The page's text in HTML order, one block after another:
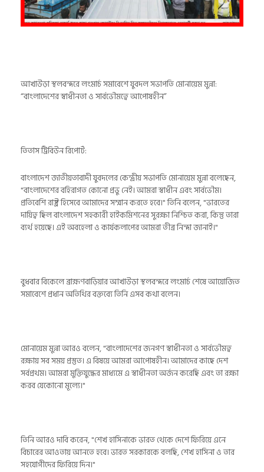
আখাউড়া স্থলবন্দরে লংমার্চ সমাবেশে যুবদল সভাপতি মোনায়েম মুন্না:
“বাংলাদেশের স্বাধীনতা ও সার্বভৌমত্বে আপোষহীন”
তিতাস ট্রিবিউন রিপোর্ট:
বাংলাদেশ জাতীয়তাবাদী যুবদলের কেন্দ্রীয় সভাপতি মোনায়েম মুন্না বলেছেন,
"বাংলাদেশের বহিরাগত কোনো প্রভু নেই। আমরা স্বাধীন এবং সার্বভৌম।
প্রতিবেশি রাষ্ট্র হিসেবে আমাদের সম্মান করতে হবে।" তিনি বলেন, "ভারতের
দায়িত্ব ছিল বাংলাদেশ সহকারী হাইকমিশনের সুরক্ষা নিশ্চিত করা, কিন্তু তারা
ব্যর্থ হয়েছে। এই অবহেলা ও কার্যকলাপের আমরা তীব্র নিন্দা জানাই।"
বুধবার বিকেলে ব্রাহ্মণবাড়িয়ার আখাউড়া স্থলবন্দরে লংমার্চ শেষে আয়োজিত
সমাবেশে প্রধান অতিথির বক্তব্যে তিনি এসব কথা বলেন।
মোনায়েম মুন্না আরও বলেন, "বাংলাদেশের জনগণ স্বাধীনতা ও সার্বভৌমত্ব
রক্ষায় সব সময় প্রস্তুত। এ বিষয়ে আমরা আপোষহীন। আমাদের কাছে দেশ
সর্বপ্রথম। আমরা মুক্তিযুদ্ধের মাধ্যমে এ স্বাধীনতা অর্জন করেছি এবং তা রক্ষা
করব যেকোনো মূল্যে।"
তিনি আরও দাবি করেন, "শেখ হাসিনাকে ভারত থেকে দেশে ফিরিয়ে এনে
বিচারের আওতায় আনতে হবে। ভারত সরকারকে বলছি, শেখ হাসিনা ও তার
সহযোগীদের ফিরিয়ে দিন।"